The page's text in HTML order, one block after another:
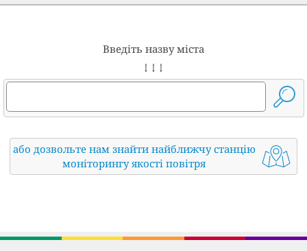
Введіть назву міста
↓ ↓ ↓
або дозвольте нам знайти найближчу станцію
моніторингу якості повітря